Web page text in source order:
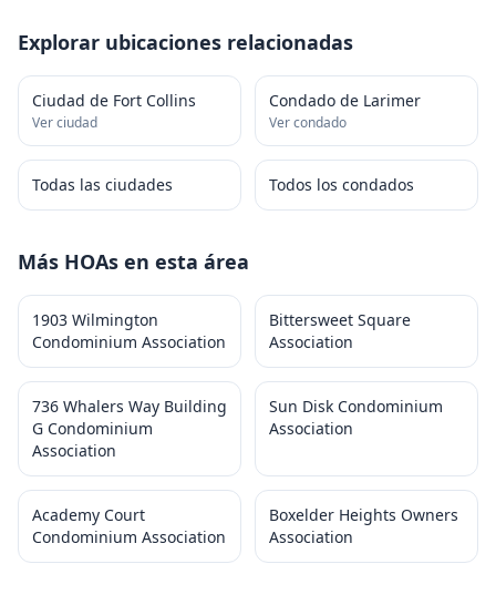
Explorar ubicaciones relacionadas
Ciudad de Fort Collins
Ver ciudad
Condado de Larimer
Ver condado
Todas las ciudades Todos los condados
Más HOAs en esta área
1903 Wilmington
Condominium Association
Bittersweet Square
Association
736 Whalers Way Building
G Condominium
Association
Sun Disk Condominium
Association
Academy Court
Condominium Association
Boxelder Heights Owners
Association